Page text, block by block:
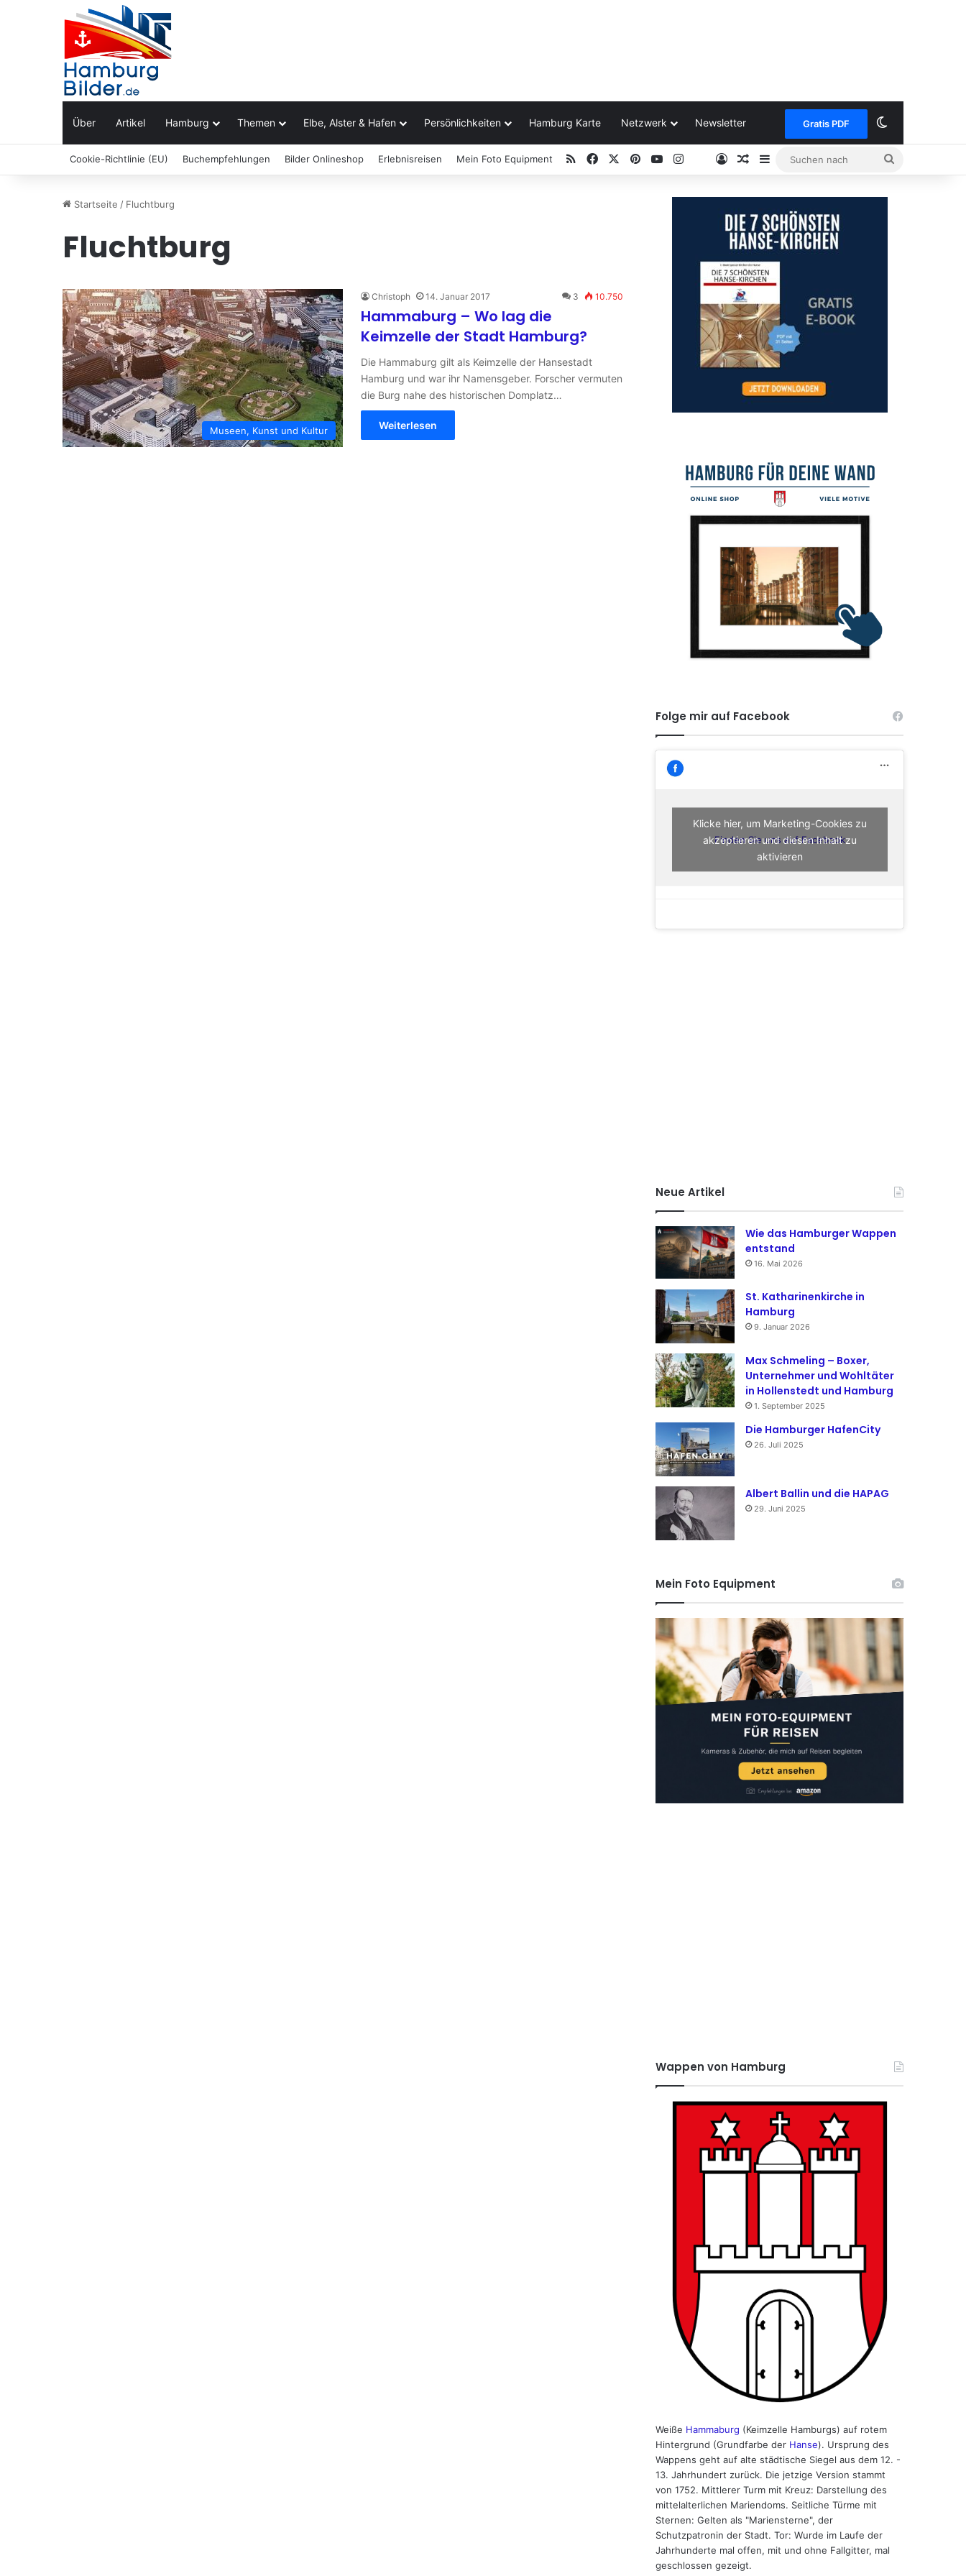
Über Artikel Hamburg Themen Elbe, Alster & Hafen Persönlichkeiten Hamburg Karte Netzwerk Newsletter Gratis PDF
Cookie-Richtlinie (EU) Buchempfehlungen Bilder Onlineshop Erlebnisreisen Mein Foto Equipment RSS FacebookPinterestYouTubeInstagram
Google
AnmeldenZufälliger Artikel
Sidebar
Startseite / Fluchtburg
Fluchtburg
Museen, Kunst und Kultur
Christoph 14. Januar 2017 3 10.750
Hammaburg – Wo lag die
Keimzelle der Stadt Hamburg?
Die Hammaburg gilt als Keimzelle der Hansestadt
Hamburg und war ihr Namensgeber. Forscher vermuten
die Burg nahe des historischen Domplatz…
Weiterlesen
Folge mir auf Facebook
Finden Sie uns auf Facebook
Klicke hier, um Marketing-Cookies zu
akzeptieren und diesen Inhalt zu
aktivieren
Neue Artikel
Wie das Hamburger Wappen
entstand
16. Mai 2026
St. Katharinenkirche in
Hamburg
9. Januar 2026
Max Schmeling – Boxer,
Unternehmer und Wohltäter
in Hollenstedt und Hamburg
1. September 2025
Die Hamburger HafenCity
26. Juli 2025
Albert Ballin und die HAPAG
29. Juni 2025
Mein Foto Equipment
Wappen von Hamburg
Weiße Hammaburg (Keimzelle Hamburgs) auf rotem
Hintergrund (Grundfarbe der Hanse). Ursprung des
Wappens geht auf alte städtische Siegel aus dem 12. -
13. Jahrhundert zurück. Die jetzige Version stammt
von 1752. Mittlerer Turm mit Kreuz: Darstellung des
mittelalterlichen Mariendoms. Seitliche Türme mit
Sternen: Gelten als "Mariensterne", der
Schutzpatronin der Stadt. Tor: Wurde im Laufe der
Jahrhunderte mal offen, mit und ohne Fallgitter, mal
geschlossen gezeigt.